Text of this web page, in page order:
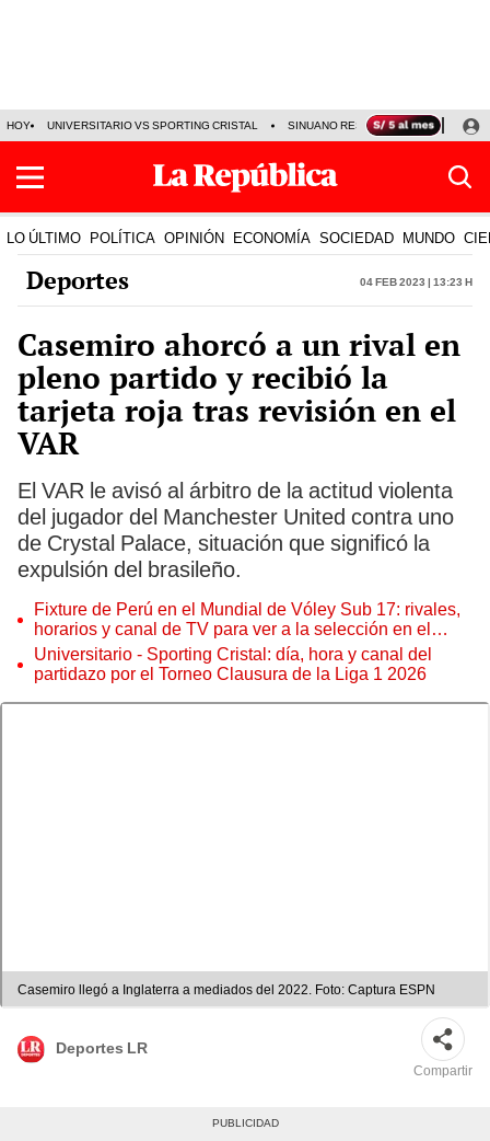
HOY UNIVERSITARIO VS SPORTING CRISTAL SINUANO RESULTADOS HOY
LO ÚLTIMO POLÍTICA OPINIÓN ECONOMÍA SOCIEDAD MUNDO
Deportes 04 Feb 2023 | 13:23 h
Casemiro ahorcó a un rival en
pleno partido y recibió la
tarjeta roja tras revisión en el
VAR
El VAR le avisó al árbitro de la actitud violenta
del jugador del Manchester United contra uno
de Crystal Palace, situación que significó la
expulsión del brasileño.
Fixture de Perú en el Mundial de Vóley Sub 17: rivales,
horarios y canal de TV para ver a la selección en el
torneo
Universitario - Sporting Cristal: día, hora y canal del
partidazo por el Torneo Clausura de la Liga 1 2026
Casemiro llegó a Inglaterra a mediados del 2022. Foto: Captura ESPN
Deportes LR
Compartir